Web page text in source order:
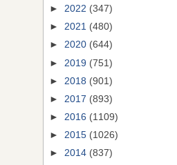
► 2022 (347)
► 2021 (480)
► 2020 (644)
► 2019 (751)
► 2018 (901)
► 2017 (893)
► 2016 (1109)
► 2015 (1026)
► 2014 (837)